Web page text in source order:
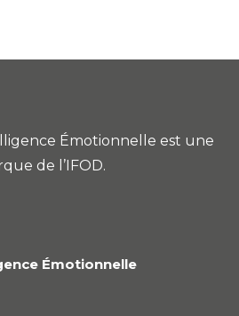
Émotionnelle est une
de l’IFOD.
Émotionnelle